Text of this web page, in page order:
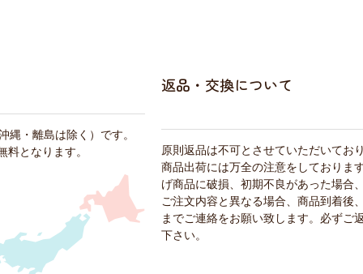
縄・離島は除く）です。
となります。
返品・交換について
原則返品は不可とさせていただいてお
商品出荷には万全の注意をしておりま
げ商品に破損、初期不良があった場合
ご注文内容と異なる場合、商品到着後
までご連絡をお願い致します。必ずご
下さい。